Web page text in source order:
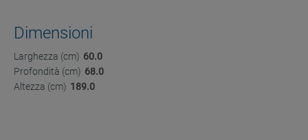
Dimensioni
Larghezza (cm) 60.0
Profondità (cm) 68.0
Altezza (cm) 189.0